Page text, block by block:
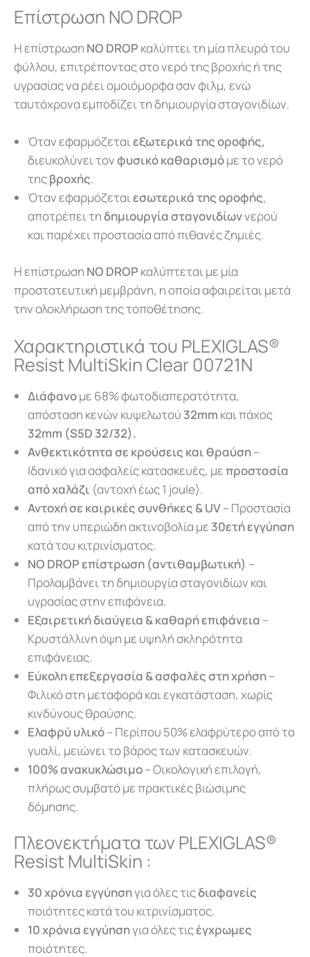
Επίστρωση NO DROP
Η επίστρωση NO DROP καλύπτει τη μία πλευρά του
φύλλου, επιτρέποντας στο νερό της βροχής ή της
υγρασίας να ρέει ομοιόμορφα σαν φιλμ, ενώ
ταυτόχρονα εμποδίζει τη δημιουργία σταγονιδίων.
Ότανεφαρμόζεταιεξωτερικά τηςοροφής,
διευκολύνει τονφυσικό καθαρισμόμε το νερό
τηςβροχής.
Ότανεφαρμόζεταιεσωτερικά της οροφής,
αποτρέπειτηδημιουργίασταγονιδίωννερού
καιπαρέχειπροστασίααπό πιθανές ζημιές.
Η επίστρωση NO DROP καλύπτεται με μία
προστατευτική μεμβράνη, η οποίααφαιρείται μετά
την ολοκλήρωση τηςτοποθέτησης.
Χαρακτηριστικά του PLEXIGLAS®
Resist MultiSkin Clear 00721N
Διάφανομε 68% φωτοδιαπερατότητα,
απόσταση κενών κυψελωτού 32mm και πάχος
32mm (S5D 32/32).
Ανθεκτικότητα σε κρούσεις και θραύση–
Ιδανικό για ασφαλείς κατασκευές, μεπροστασία
από χαλάζι (αντοχή έως 1 joule).
Αντοχή σε καιρικές συνθήκες & UV– Προστασία
από την υπεριώδη ακτινοβολία με 30ετή εγγύηση
κατά του κιτρινίσματος.
NO DROP επίστρωση (αντιθαμβωτική) –
Προλαμβάνει τη δημιουργία σταγονιδίων και
υγρασίας στην επιφάνεια.
Εξαιρετική διαύγεια & καθαρή επιφάνεια –
Κρυστάλλινη όψη με υψηλή σκληρότητα
επιφάνειας.
Εύκολη επεξεργασία &ασφαλές στη χρήση–
Φιλικό στη μεταφορά και εγκατάσταση, χωρίς
κινδύνους θραύσης.
Ελαφρύ υλικό– Περίπου 50% ελαφρύτερο από το
γυαλί, μειώνει το βάρος των κατασκευών.
100% ανακυκλώσιμο– Οικολογική επιλογή,
πλήρως συμβατό με πρακτικές βιώσιμης
δόμησης.
Πλεονεκτήματα των PLEXIGLAS®
Resist MultiSkin :
30 χρόνια εγγύησηγια όλες τιςδιαφανείς
ποιότητες κατά του κιτρινίσματος.
10 χρόνια εγγύησηγια όλες τιςέγχρωμες
ποιότητες.